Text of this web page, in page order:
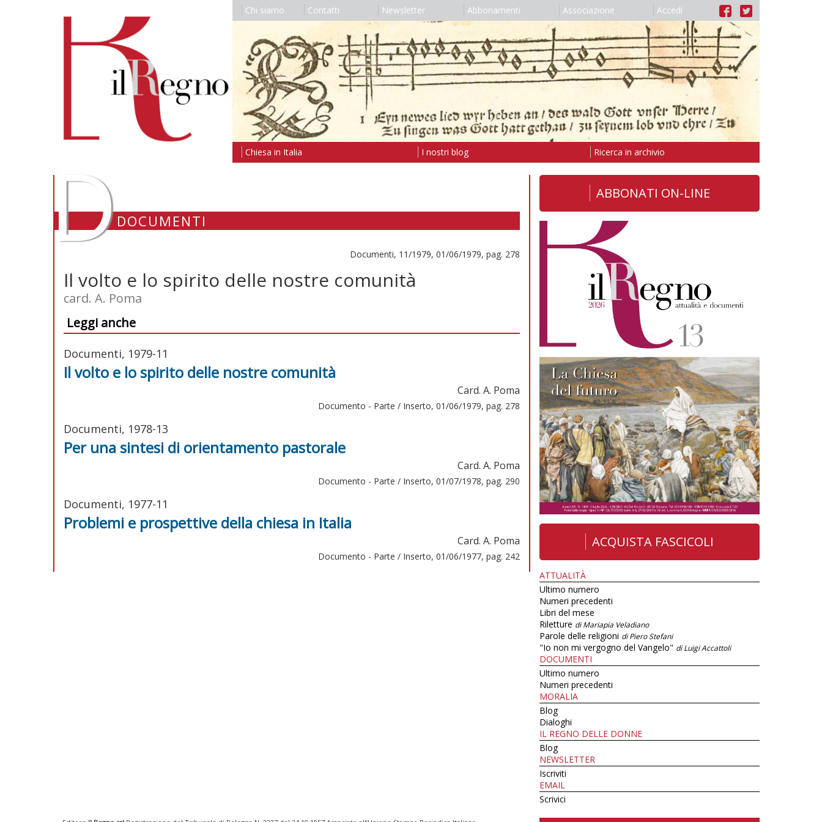
Chi siamo Contatti Newsletter Abbonamenti Associazione Accedi
Chiesa in Italia I nostri blog Ricerca in archivio
DDOCUMENTI
Documenti, 11/1979, 01/06/1979, pag. 278
Il volto e lo spirito delle nostre comunità
card. A. Poma
Leggi anche
Documenti, 1979-11
Il volto e lo spirito delle nostre comunità
Card. A. Poma
Documento - Parte / Inserto, 01/06/1979, pag. 278
Documenti, 1978-13
Per una sintesi di orientamento pastorale
Card. A. Poma
Documento - Parte / Inserto, 01/07/1978, pag. 290
Documenti, 1977-11
Problemi e prospettive della chiesa in Italia
Card. A. Poma
Documento - Parte / Inserto, 01/06/1977, pag. 242
ABBONATI ON-LINE
ACQUISTA FASCICOLI
ATTUALITÀ
Ultimo numero
Numeri precedenti
Libri del mese
Riletture di Mariapia Veladiano
Parole delle religioni di Piero Stefani
"Io non mi vergogno del Vangelo" di Luigi Accattoli
DOCUMENTI
Ultimo numero
Numeri precedenti
MORALIA
Blog
Dialoghi
IL REGNO DELLE DONNE
Blog
NEWSLETTER
Iscriviti
EMAIL
Scrivici